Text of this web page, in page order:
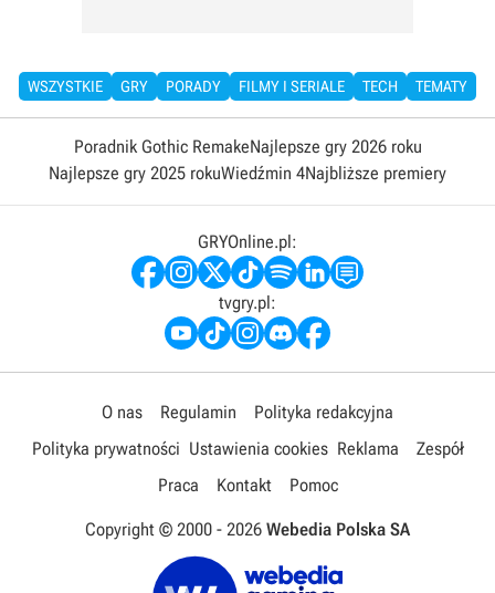
WSZYSTKIE GRY PORADY FILMY I SERIALE TECH TEMATY
Poradnik Gothic RemakeNajlepsze gry 2026 roku
Najlepsze gry 2025 rokuWiedźmin 4Najbliższe premiery
GRYOnline.pl:
tvgry.pl:
O nas Regulamin
Polityka redakcyjna
Polityka prywatności Ustawienia cookies Reklama
Zespół
Praca
Kontakt Pomoc
Copyright © 2000 - 2026 Webedia Polska SA